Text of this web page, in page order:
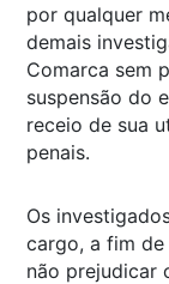
por qualquer
demais
Comarca sem
suspensão do
receio de sua
penais.
Os
cargo, a fim
não prejudicar